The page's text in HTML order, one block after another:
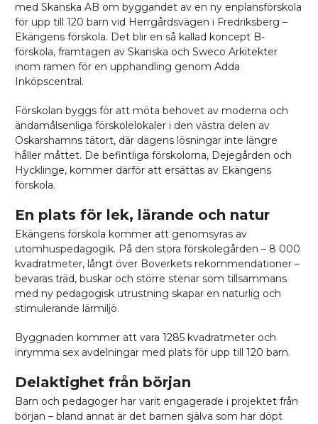
med Skanska AB om byggandet av en ny enplansförskola
för upp till 120 barn vid Herrgårdsvägen i Fredriksberg –
Ekängens förskola. Det blir en så kallad koncept B-
förskola, framtagen av Skanska och Sweco Arkitekter
inom ramen för en upphandling genom Adda
Inköpscentral.
Förskolan byggs för att möta behovet av moderna och
ändamålsenliga förskolelokaler i den västra delen av
Oskarshamns tätort, där dagens lösningar inte längre
håller måttet. De befintliga förskolorna, Dejegården och
Hycklinge, kommer därför att ersättas av Ekängens
förskola.
En plats för lek, lärande och natur
Ekängens förskola kommer att genomsyras av
utomhuspedagogik. På den stora förskolegården – 8 000
kvadratmeter, långt över Boverkets rekommendationer –
bevaras träd, buskar och större stenar som tillsammans
med ny pedagogisk utrustning skapar en naturlig och
stimulerande lärmiljö.
Byggnaden kommer att vara 1285 kvadratmeter och
inrymma sex avdelningar med plats för upp till 120 barn.
Delaktighet från början
Barn och pedagoger har varit engagerade i projektet från
början – bland annat är det barnen själva som har döpt